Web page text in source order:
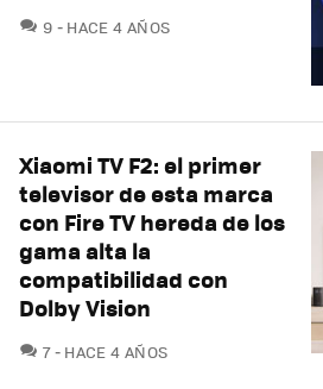
9 COMENTARIOS
HACE 4 AÑOS
Xiaomi TV F2: el primer
televisor de esta marca
con Fire TV hereda de los
gama alta la
compatibilidad con
Dolby Vision
7COMENTARIOS
HACE 4 AÑOS